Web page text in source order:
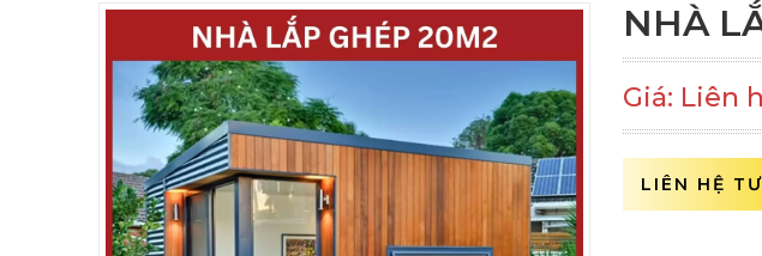
NHÀ
Giá: Liên
LIÊN HỆ